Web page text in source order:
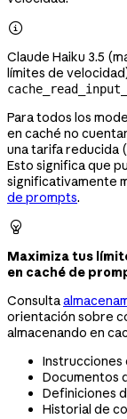

Claude Haiku 3.5
límites de
Para todos los
en caché no
una tarifa reducida
Esto significa que
significativamente
de prompts.

Maximiza tus
en caché de
Consulta
orientación sobre
almacenando en
Instrucciones
Documentos
Definiciones
Historial de